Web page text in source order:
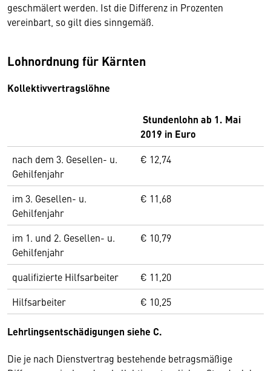
geschmälert werden. Ist die Differenz in Prozenten
vereinbart, so gilt dies sinngemäß.
Lohnordnung für Kärnten
Kollektivvertragslöhne
Stundenlohn ab 1. Mai
2019 in Euro
nach dem 3. Gesellen- u.
Gehilfenjahr
€ 12,74
im 3. Gesellen- u.
Gehilfenjahr
€ 11,68
im 1. und 2. Gesellen- u.
Gehilfenjahr
€ 10,79
qualifizierte Hilfsarbeiter
€ 11,20
Hilfsarbeiter
€ 10,25
Lehrlingsentschädigungen siehe C.
Die je nach Dienstvertrag bestehende betragsmäßige